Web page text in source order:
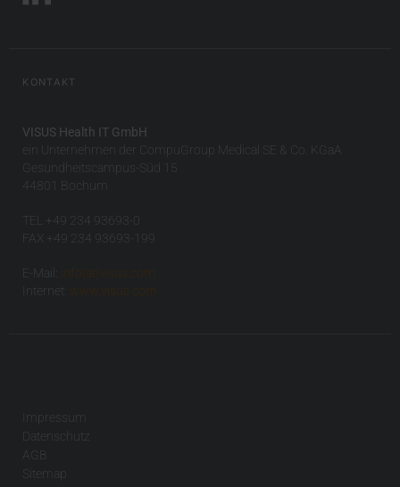
KONTAKT
VISUS Health IT GmbH
ein Unternehmen der CompuGroup Medical SE & Co. KGaA
Gesundheitscampus-Süd 15
44801 Bochum
TEL +49 234 93693-0
FAX +49 234 93693-199
E-Mail:
info(at)visus.com
Internet:
www.visus.com
Impressum
Datenschutz
AGB
Sitemap